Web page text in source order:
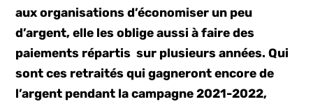
aux organisations d’économiser un peu
d’argent, elle les oblige aussi à faire des
paiements répartis sur plusieurs années. Qui
sont ces retraités qui gagneront encore de
l’argent pendant la campagne 2021-2022,